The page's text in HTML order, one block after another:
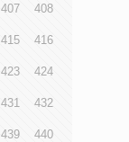
407 408
415 416
423 424
431 432
439 440